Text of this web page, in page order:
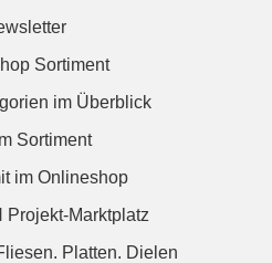
Sortiment
im Überblick
Sortiment
im Onlineshop
Projekt-Marktplatz
Platten. Dielen